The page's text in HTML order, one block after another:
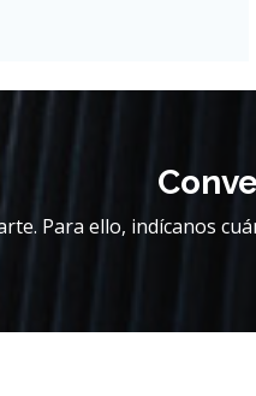
Para ello, indícanos